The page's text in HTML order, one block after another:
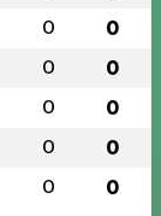
0 0
0 0
0 0
0 0
0 0